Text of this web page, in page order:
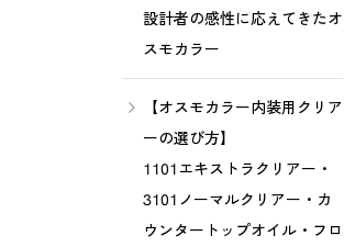
設計者の感性に応えてきたオ
スモカラー
【オスモカラー内装用クリア
ーの選び方】
1101エキストラクリアー・
3101ノーマルクリアー・カ
ウンタートップオイル・フロ